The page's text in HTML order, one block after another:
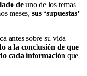
de uno de los temas
meses, sus ‘supuestas’
antes sobre su vida
a la conclusión de que
cada información que